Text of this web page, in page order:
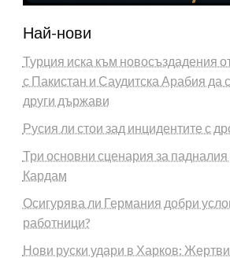
Най-нови
Турция иска към новосъздадения
с Пакистан и Саудитска Арабия да
други държави
Русия ли стои зад инцидентите с
Три основни сценария за падналия
Кардам
Осигурява ли Германия добри
работници?
Нови руски удари в Харков: